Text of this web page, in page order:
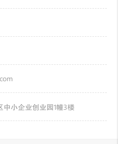
小企业创业园1幢3楼